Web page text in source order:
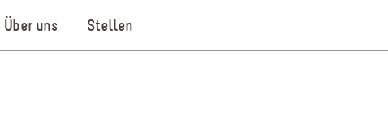
Über uns Stellen